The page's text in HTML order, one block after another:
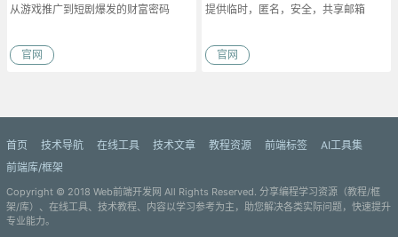
从游戏推广到短剧爆发的财富密码
官网
提供临时，匿名，安全，共享邮箱
官网
首页 技术导航 在线工具 技术文章 教程资源 前端标签
AI工具集
前端库/框架